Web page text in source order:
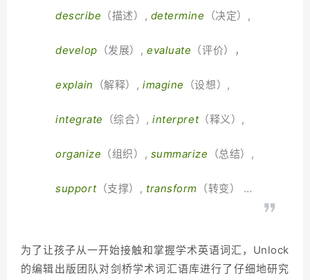
describe （描述）, determine （决定）,
develop （发展）, evaluate （评价），
explain （解释）, imagine （设想）,
integrate （综合）,interpret（释义）,
organize （组织）, summarize （总结）,
support（支撑）, transform （转变） …
为了让孩子从一开始接触和掌握学术英语词汇，Unlock
的编辑出版团队对剑桥学术词汇语库进行了仔细地研究